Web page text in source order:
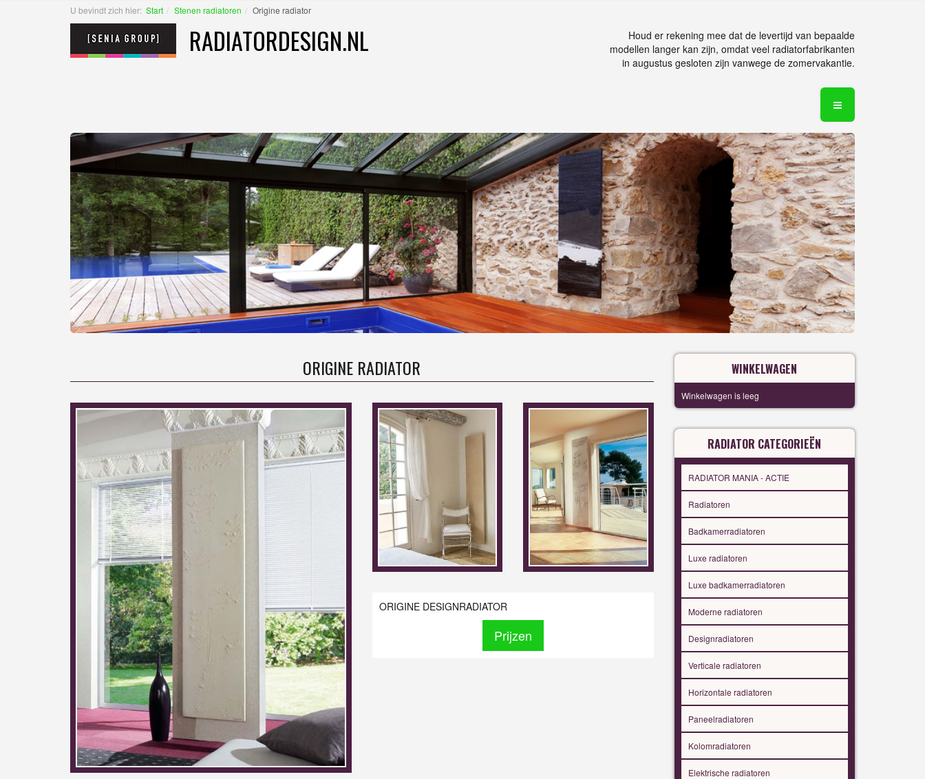
U bevindt zich hier: Start Stenen radiatoren Origine radiator
RADIATORDESIGN.NL
Houd er rekening mee dat de levertijd van bepaalde
modellen langer kan zijn, omdat veel radiatorfabrikanten
in augustus gesloten zijn vanwege de zomervakantie.
ORIGINE RADIATOR
ORIGINE DESIGNRADIATOR
Prijzen
WINKELWAGEN
Winkelwagen is leeg
RADIATOR CATEGORIEËN
RADIATOR MANIA - ACTIE
Radiatoren
Badkamerradiatoren
Luxe radiatoren
Luxe badkamerradiatoren
Moderne radiatoren
Designradiatoren
Verticale radiatoren
Horizontale radiatoren
Paneelradiatoren
Kolomradiatoren
Elektrische radiatoren